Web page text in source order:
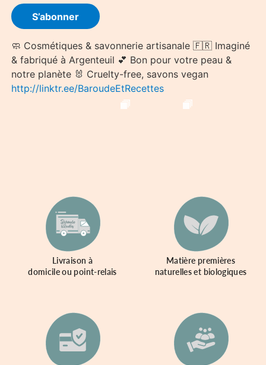
L'Épicerie des Indées
L'Orange Verte
1 BIS Rue Paul Doumer, 78510 Triel-sur-Seine.
2 Rue de la Croix de Grignon, 91190 Gif-sur-Yvette.
En savoir plus.
Sans Superflu
35 Rue du Général Leclerc, 95320 Saint-Leu-la-Forêt,
France.En savoir plus.
Les tarés du bocal
27 avenue Gabriel Peri, 91700 Sainte Genevieve des
bois.
En savoir plus.
Livraison à
domicile ou point-relais
Matière premières
naturelles et biologiques